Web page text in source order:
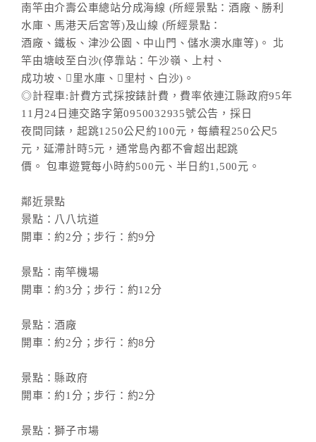
南竿由介壽公車總站分成海線 (所經景點：酒廠、勝利
水庫、馬港天后宮等)及山線 (所經景點：
酒廠、鐵板、津沙公園、中山門、儲水澳水庫等)。 北
竿由塘岐至白沙(停靠站：午沙嶺、上村、
成功坡、里水庫、里村、白沙)。
◎計程車:計費方式採按錶計費，費率依連江縣政府95年
11月24日連交路字第0950032935號公告，採日
夜間同錶，起跳1250公尺約100元，每續程250公尺5
元，延滯計時5元，通常島內都不會超出起跳
價。 包車遊覽每小時約500元、半日約1,500元。
鄰近景點
景點：八八坑道
開車：約2分；步行：約9分
景點：南竿機場
開車：約3分；步行：約12分
景點：酒廠
開車：約2分；步行：約8分
景點：縣政府
開車：約1分；步行：約2分
景點：獅子市場